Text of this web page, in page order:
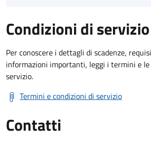
Condizioni di servizio
Per conoscere i dettagli di scadenze,
informazioni importanti, leggi i termini e le
servizio.
Termini e condizioni di servizio
Contatti